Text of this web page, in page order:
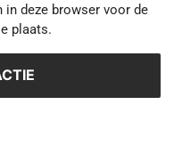
in deze browser voor de
plaats.